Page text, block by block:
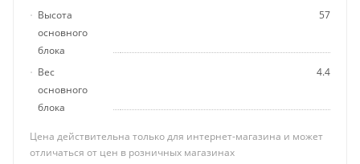
Высота
основного
блока
57
Вес
основного
блока
4.4
Цена действительна только для интернет-магазина и может
отличаться от цен в розничных магазинах